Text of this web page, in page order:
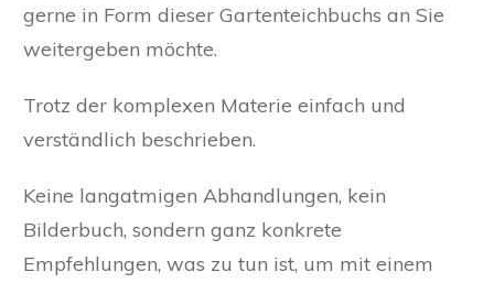
gerne in Form dieser Gartenteichbuchs an Sie
weitergeben möchte.
Trotz der komplexen Materie einfach und
verständlich beschrieben.
Keine langatmigen Abhandlungen, kein
Bilderbuch, sondern ganz konkrete
Empfehlungen, was zu tun ist, um mit einem